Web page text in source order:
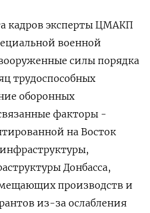
кадров эксперты ЦМАКП
военной
силы порядка
трудоспособных
оборонных
факторы -
на Восток
Донбасса,
производств и
из-за ослабления